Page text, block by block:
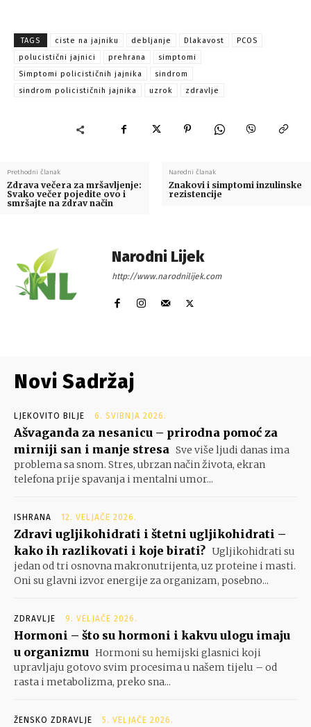
TAGS ciste na jajniku debljanje Dlakavost
PCOS
polucistični jajnici
prehrana
simptomi
Simptomi policističnih jajnika
sindrom
sindrom policističnih jajnika
uzrok zdravlje
Prethodni članak
Zdrava večera za mršavljenje:
Svako večer pojedite ovo i
smršajte na zdrav način
Naredni članak
Znakovi i simptomi inzulinske
rezistencije
Narodni Lijek
http://www.narodnilijek.com
Novi Sadržaj
LJEKOVITO BILJE 6. SVIBNJA 2026.
Ašvaganda za nesanicu – prirodna pomoć za
mirniji san i manje stresa Sve više ljudi danas ima
problema sa snom. Stres, ubrzan način života, ekran
telefona prije spavanja i mentalni umor...
ISHRANA 12. VELJAČE 2026.
Zdravi ugljikohidrati i štetni ugljikohidrati –
kako ih razlikovati i koje birati? Ugljikohidrati su
jedan od tri osnovna makronutrijenta, uz proteine i masti.
Oni su glavni izvor energije za organizam, posebno...
ZDRAVLJE 9. VELJAČE 2026.
Hormoni – što su hormoni i kakvu ulogu imaju
u organizmu Hormoni su hemijski glasnici koji
upravljaju gotovo svim procesima u našem tijelu – od
rasta i metabolizma, preko sna...
ŽENSKO ZDRAVLJE 5. VELJAČE 2026.